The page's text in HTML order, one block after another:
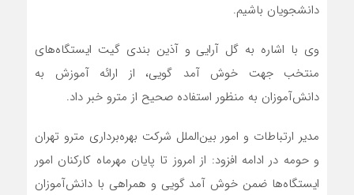
دانشجویان باشیم.
وی با اشاره به گل آرایی و آذین بندی گیت ایستگاه‌های
منتخب جهت خوش آمد گویی، از ارائه آموزش به
دانش‌آموزان به منظور استفاده صحیح از مترو خبر داد.
مدیر ارتباطات و امور بین‌الملل شرکت بهره‌برداری مترو تهران
و حومه در ادامه افزود: از امروز تا پایان مهرماه کارکنان امور
ایستگاه‌ها ضمن خوش آمد گویی و همراهی با دانش‌آموزان